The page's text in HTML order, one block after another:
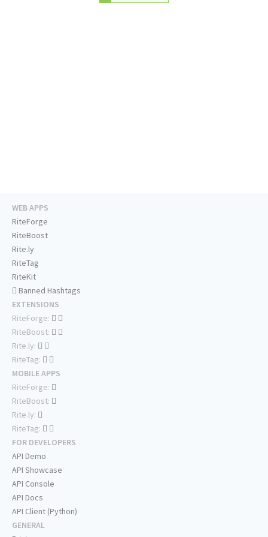
WEB APPS
RiteForge
RiteBoost
Rite.ly
RiteTag
RiteKit
Banned Hashtags
EXTENSIONS
RiteForge:
RiteBoost:
Rite.ly:
RiteTag:
MOBILE APPS
RiteForge:
RiteBoost:
Rite.ly:
RiteTag:
FOR DEVELOPERS
API Demo
API Showcase
API Console
API Docs
API Client (Python)
GENERAL